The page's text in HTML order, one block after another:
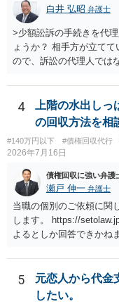
白井 弘昭 弁護士
>少額訟訴の手続きを代
ょうか？ 相手方が立て
ので、訴訟の代理人では
ている場合は、相手方（
代理人が就いていたこ
場合も）、裁判所が当該
受任するかを聞いたうえ
直接被告に送達するので
ります。 ラインのやり
かではありません。もち
に委任するかも疑わしい
う。 何か本人を示す事実
情報を割り出していくし
4
上階の水出し
の回収方法を相
#140万円以下 #債権回収代行
2026年7月16日
債権回収に強い弁護
瀬戸 伸一 弁護士
当職の個別のご依頼に関
します。 https://
よるとしか回答できかね
5
元恋人から代金
したい。